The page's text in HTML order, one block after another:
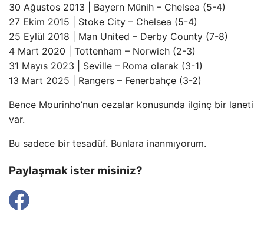
30 Ağustos 2013 | Bayern Münih – Chelsea (5-4)
27 Ekim 2015 | Stoke City – Chelsea (5-4)
25 Eylül 2018 | Man United – Derby County (7-8)
4 Mart 2020 | Tottenham – Norwich (2-3)
31 Mayıs 2023 | Seville – Roma olarak (3-1)
13 Mart 2025 | Rangers – Fenerbahçe (3-2)
Bence Mourinho’nun cezalar konusunda ilginç bir laneti
var.
Bu sadece bir tesadüf. Bunlara inanmıyorum.
Paylaşmak ister misiniz?